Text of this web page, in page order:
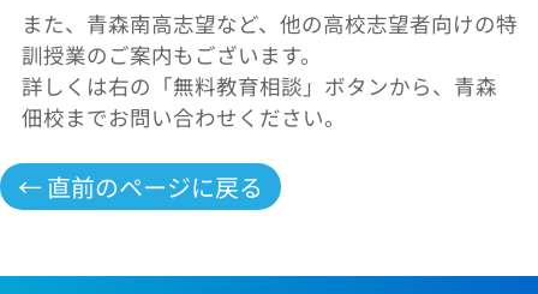
また、青森南高志望など、他の高校志望者向けの特
訓授業のご案内もございます。
詳しくは右の「無料教育相談」ボタンから、青森
佃校までお問い合わせください。
← 直前のページに戻る